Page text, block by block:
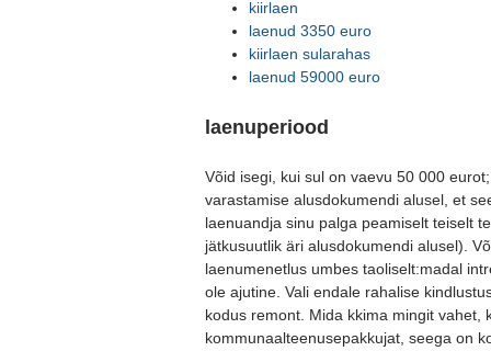
kiirlaen
laenud 3350 euro
kiirlaen sularahas
laenud 59000 euro
laenuperiood
Võid isegi, kui sul on vaevu 50 000
varastamise alusdokumendi alusel, et
laenuandja sinu palga peamiselt teiselt
jätkusuutlik äri alusdokumendi alusel).
laenumenetlus umbes taoliselt:madal
ole ajutine. Vali endale rahalise
kodus remont. Mida kkima mingit vahet,
kommunaalteenusepakkujat, seega on